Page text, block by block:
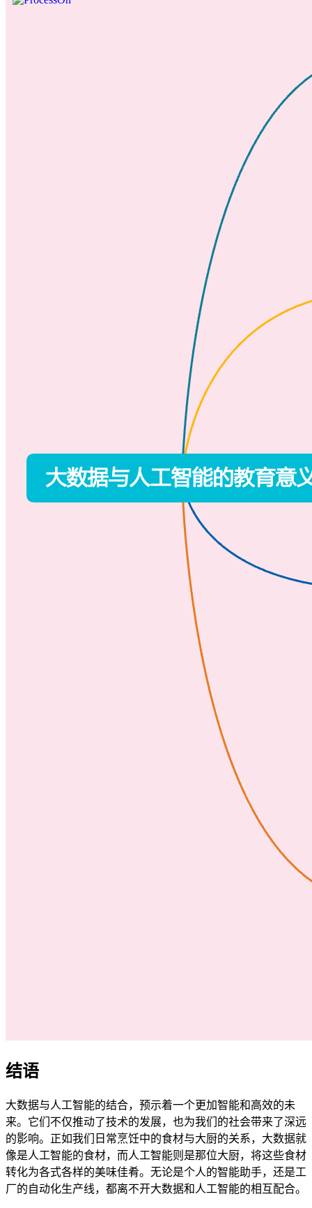
结语
大数据与人工智能的结合，预示着一个更加智能和高效的未
来。它们不仅推动了技术的发展，也为我们的社会带来了深远
的影响。正如我们日常烹饪中的食材与大厨的关系，大数据就
像是人工智能的食材，而人工智能则是那位大厨，将这些食材
转化为各式各样的美味佳肴。无论是个人的智能助手，还是工
厂的自动化生产线，都离不开大数据和人工智能的相互配合。